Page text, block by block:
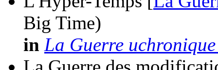
Big Time)
in La Guerre